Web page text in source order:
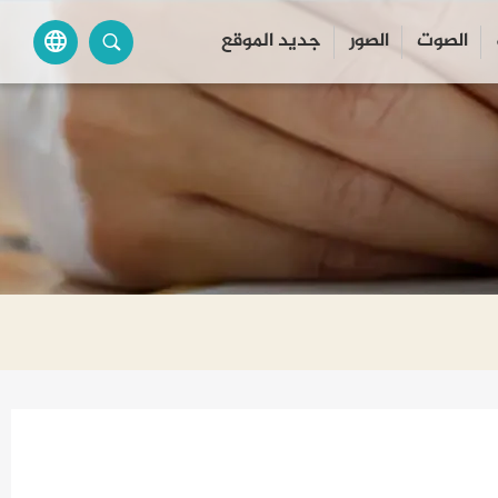
الصوت الصور جديد الموقع language